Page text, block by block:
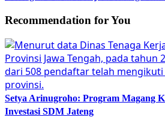
Recommendation for You
Setya Arinugroho: Program Magang
Investasi SDM Jateng